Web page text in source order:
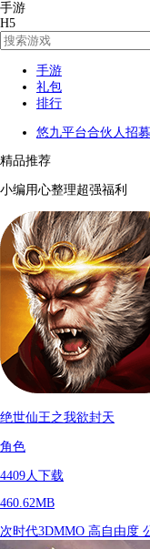
手游
H5
手游
礼包
排行
悠九平台合伙人招募
精品推荐
小编用心整理超强福利
绝世仙王之我欲封天
角色
4409 人下载
460.62MB
次时代3DMMO 高自由度